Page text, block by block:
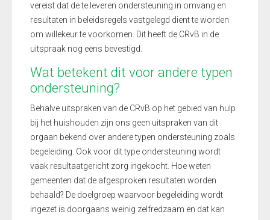
vereist dat de te leveren ondersteuning in omvang en
resultaten in beleidsregels vastgelegd dient te worden
om willekeur te voorkomen. Dit heeft de CRvB in de
uitspraak nog eens bevestigd.
Wat betekent dit voor andere typen
ondersteuning?
Behalve uitspraken van de CRvB op het gebied van hulp
bij het huishouden zijn ons geen uitspraken van dit
orgaan bekend over andere typen ondersteuning zoals
begeleiding. Ook voor dit type ondersteuning wordt
vaak resultaatgericht zorg ingekocht. Hoe weten
gemeenten dat de afgesproken resultaten worden
behaald? De doelgroep waarvoor begeleiding wordt
ingezet is doorgaans weinig zelfredzaam en dat kan